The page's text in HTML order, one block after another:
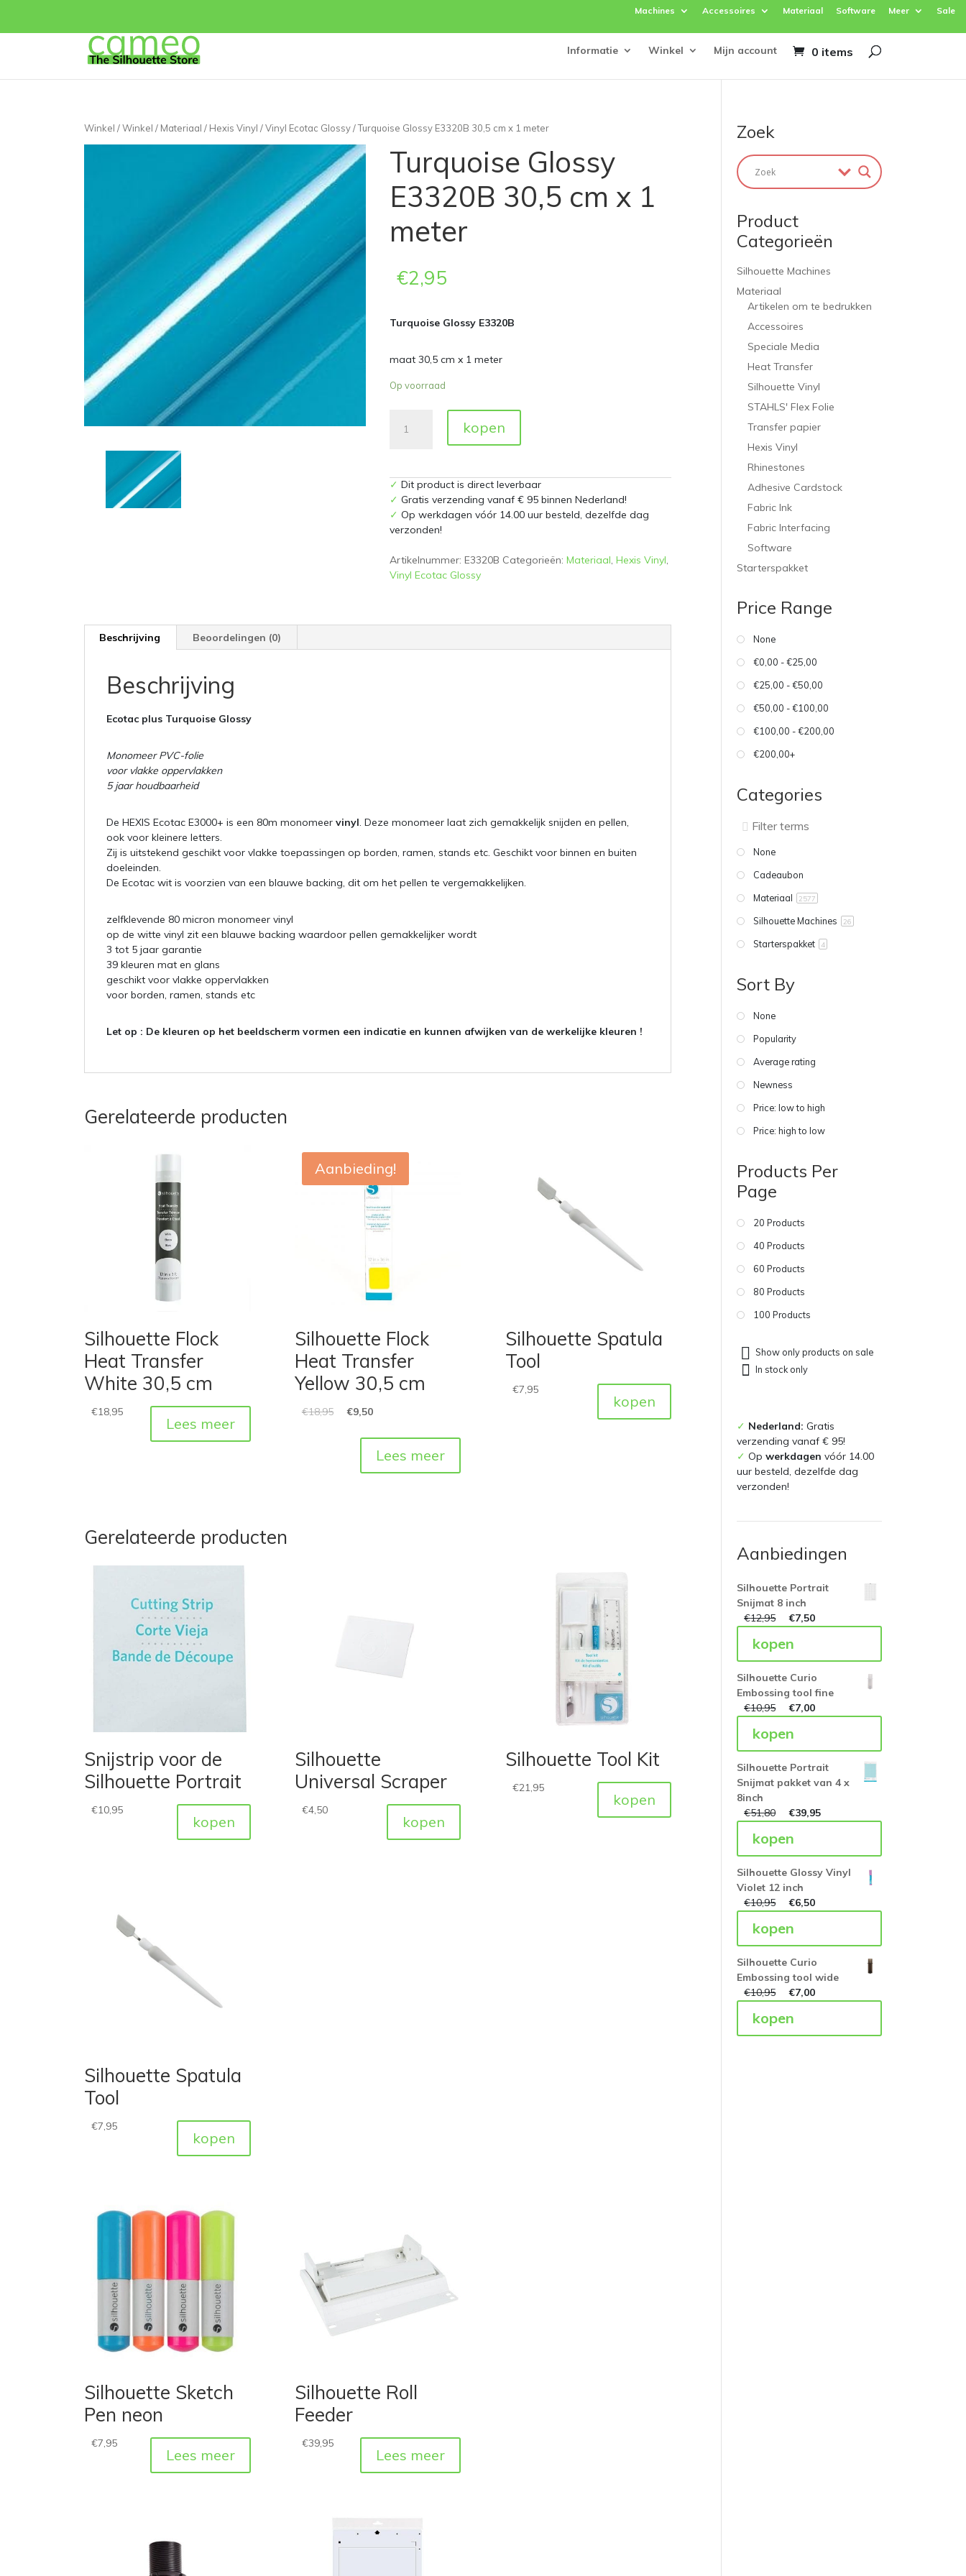
Machines Accessoires Materiaal Software Meer Sale
Informatie Winkel Mijn account 0 items
Winkel /Winkel / Materiaal / Hexis Vinyl /Vinyl Ecotac Glossy/ Turquoise Glossy E3320B 30,5 cm x 1 meter
Turquoise Glossy
E3320B 30,5 cm x 1
meter
€2,95
Turquoise Glossy E3320B
maat 30,5 cm x 1 meter
Op voorraad
Glossy
cm
meter
aantal
kopen
✓ Dit product is direct leverbaar
✓ Gratis verzending vanaf € 95 binnen Nederland!
✓ Op werkdagen vóór 14.00 uur besteld, dezelfde dag
verzonden!
Artikelnummer: E3320B Categorieën: Materiaal, Hexis Vinyl,
Vinyl Ecotac Glossy
Beschrijving Beoordelingen (0)
Beschrijving
Ecotac plus Turquoise Glossy
Monomeer PVC-folie
voor vlakke oppervlakken
5 jaar houdbaarheid
De HEXIS Ecotac E3000+ is een 80m monomeer vinyl. Deze monomeer laat zich gemakkelijk snijden en pellen,
ook voor kleinere letters.
Zij is uitstekend geschikt voor vlakke toepassingen op borden, ramen, stands etc. Geschikt voor binnen en buiten
doeleinden.
De Ecotac wit is voorzien van een blauwe backing, dit om het pellen te vergemakkelijken.
zelfklevende 80 micron monomeer vinyl
op de witte vinyl zit een blauwe backing waardoor pellen gemakkelijker wordt
3 tot 5 jaar garantie
39 kleuren mat en glans
geschikt voor vlakke oppervlakken
voor borden, ramen, stands etc
Let op : De kleuren op het beeldscherm vormen een indicatie en kunnen afwijken van de werkelijke kleuren !
Gerelateerde producten
Silhouette Flock
Heat Transfer
White 30,5 cm
€18,95
Lees meer
Aanbieding!
Silhouette Flock
Heat Transfer
Yellow 30,5 cm
€18,95 €9,50
Lees meer
Silhouette Spatula
Tool
€7,95
kopen
Gerelateerde producten
Snijstrip voor de
Silhouette Portrait
€10,95
kopen
Silhouette
Universal Scraper
€4,50
kopen
Silhouette Tool Kit
€21,95
kopen
Silhouette Spatula
Tool
€7,95
kopen
Silhouette Sketch
Pen neon
€7,95
Lees meer
Silhouette Roll
Feeder
€39,95
Lees meer
Zoek
Product
Categorieën
Silhouette Machines
Materiaal
Artikelen om te bedrukken
Accessoires
Speciale Media
Heat Transfer
Silhouette Vinyl
STAHLS' Flex Folie
Transfer papier
Hexis Vinyl
Rhinestones
Adhesive Cardstock
Fabric Ink
Fabric Interfacing
Software
Starterspakket
Price Range
None
€0,00 - €25,00
€25,00 - €50,00
€50,00 - €100,00
€100,00 - €200,00
€200,00+
Categories
None
Cadeaubon
Materiaal
2577
Silhouette Machines 26
Starterspakket 4
Sort By
None
Popularity
Average rating
Newness
Price: low to high
Price: high to low
Products Per
Page
20 Products
40 Products
60 Products
80 Products
100 Products
Show only products on sale
In stock only
✓ Nederland:Gratis
verzending vanaf € 95!
✓ Opwerkdagen vóór 14.00
uur besteld, dezelfde dag
verzonden!
Aanbiedingen
Silhouette Portrait
Snijmat 8 inch
€12,95 €7,50
kopen
Silhouette Curio
Embossing tool fine
€10,95 €7,00
kopen
Silhouette Portrait
Snijmat pakket van 4 x
8inch
€51,80 €39,95
kopen
Silhouette Glossy Vinyl
Violet 12 inch
€10,95 €6,50
kopen
Silhouette Curio
Embossing tool wide
€10,95 €7,00
kopen